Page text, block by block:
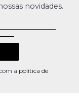
novidades.
a política de